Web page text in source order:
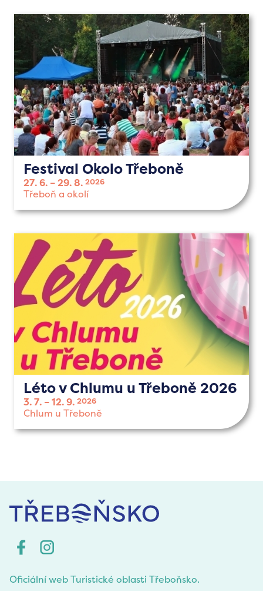
Festival Okolo Třeboně
27. 6. 29. 8. 2026
Třeboň a okolí
Léto v Chlumu u Třeboně 2026
3. 7. 12. 9. 2026
Chlum u Třeboně
Oficiální web Turistické oblasti Třeboňsko.